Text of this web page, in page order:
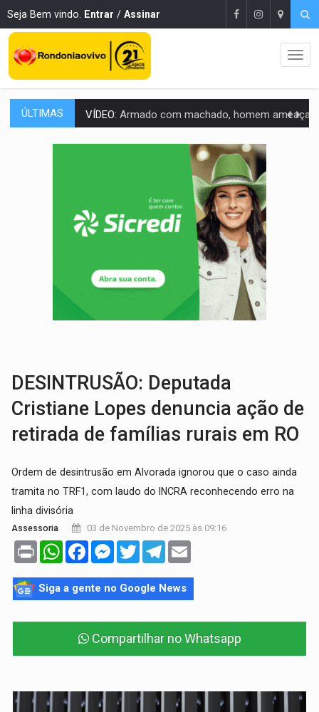
Seja Bem vindo. Entrar / Assinar
ÚLTIMAS VÍDEO: Armado com machado, homem ameaça matar sobrinha grávida e
TRIBUNAL DO CRIME:Homem é espancado por facção criminosa
Perseguição é registrada no shopping após colombiana furtar
Apostas online começam a afetar produtividade e rotina
REFLORESTAMENTO: Plantar árvores não será mais suficiente para
Cientistas alertam para possível base secreta no satélite
ACABOU COM PEUGEOT: Incêndio destrói carro que era rebocado para oficina
VÍDEO: Ladrão é filmado furtando moto na frente do bar
POLUIÇÃO E RISCOS:
DESINTRUSÃO: Deputada
Cristiane Lopes denuncia ação de
retirada de famílias rurais em RO
Ordem de desintrusão em Alvorada ignorou que o caso ainda
tramita no TRF1, com laudo do INCRA reconhecendo erro na
linha divisória
Assessoria 03 de Novembro de 2025 às 09:16
Print WhatsAppFacebookMessenger
TwitterTelegram
Siga a gente no Google News
Compartilhar no Whatsapp